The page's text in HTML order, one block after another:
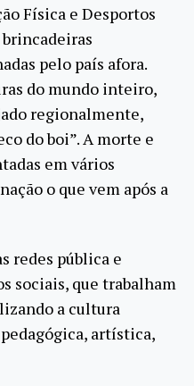
Física e Desportos
brincadeiras
pelo país afora.
do mundo inteiro,
regionalmente,
do boi”. A morte e
em vários
o que vem após a
redes pública e
sociais, que trabalham
a cultura
artística,